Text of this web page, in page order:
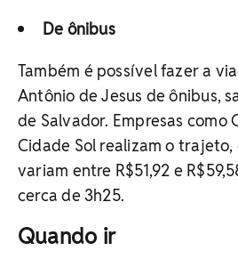
De ônibus
Também é possível fazer a
Antônio de Jesus de ônibus,
de Salvador. Empresas como
Cidade Sol realizam o trajeto,
variam entre R$51,92 e
cerca de 3h25.
Quando ir